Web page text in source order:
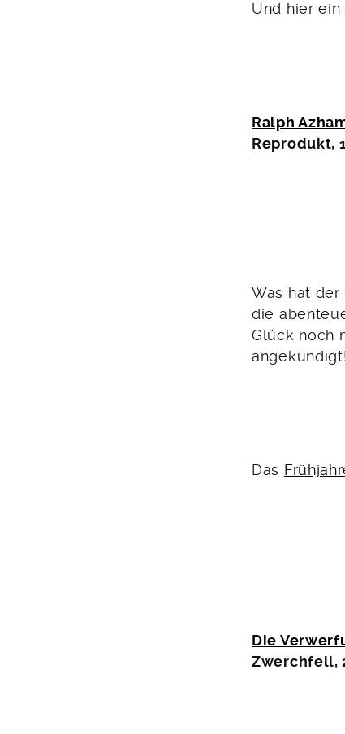
Und hier
Ralph
Reprodukt,
Was hat
die
Glück noch
angekündigt!
Das
Die
Zwerchfell,